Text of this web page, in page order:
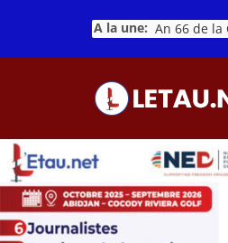
contenu
A la une: